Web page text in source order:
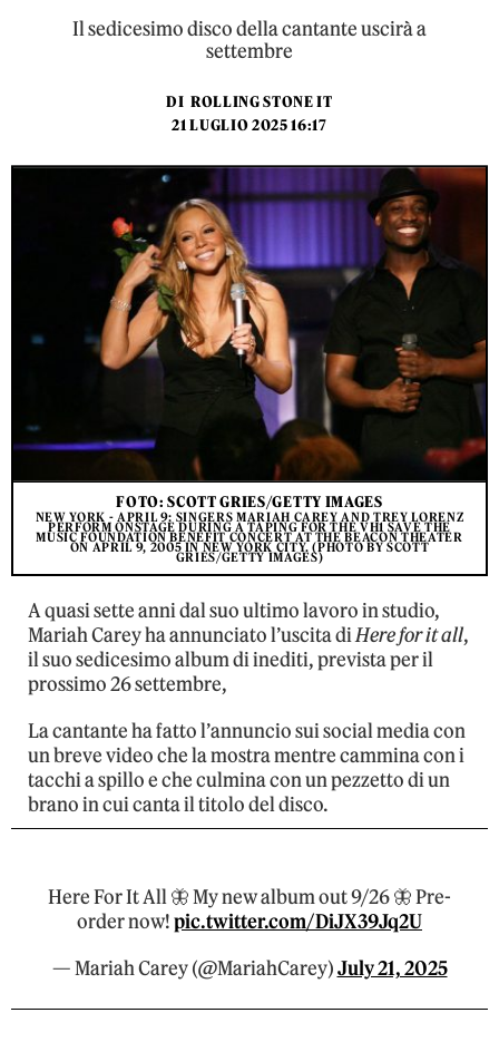
Il sedicesimo disco della cantante uscirà a
settembre
DI ROLLING STONE IT
21 LUGLIO 2025 16:17
FOTO: SCOTT GRIES/GETTY IMAGES
NEW YORK - APRIL 9: SINGERS MARIAH CAREY AND TREY LORENZ
PERFORM ONSTAGE DURING A TAPING FOR THE VH1 SAVE THE
MUSIC FOUNDATION BENEFIT CONCERT AT THE BEACON THEATER
ON APRIL 9, 2005 IN NEW YORK CITY. (PHOTO BY SCOTT
GRIES/GETTY IMAGES)
A quasi sette anni dal suo ultimo lavoro in studio,
Mariah Carey ha annunciato l’uscita diHere for it all,
il suo sedicesimo album di inediti, prevista per il
prossimo 26 settembre,
La cantante ha fatto l’annuncio sui social media con
un breve video che la mostra mentre cammina con i
tacchi a spillo e che culmina con un pezzetto di un
brano in cui canta il titolo del disco.
Here For It All 🦋 My new album out 9/26 🦋 Pre-
order now!pic.twitter.com/DiJX39Jq2U
— Mariah Carey (@MariahCarey)July 21, 2025